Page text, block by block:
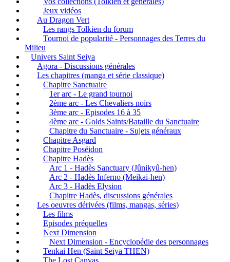
Jeux vidéos
Au Dragon Vert
Les rangs Tolkien du forum
Tournoi de popularité - Personnages des Terres du
Milieu
Univers Saint Seiya
Agora - Discussions générales
Les chapitres (manga et série classique)
Chapitre Sanctuaire
1er arc - Le grand tournoi
2ème arc - Les Chevaliers noirs
3ème arc - Episodes 16 à 35
4ème arc - Golds Saints/Bataille du Sanctuaire
Chapitre du Sanctuaire - Sujets généraux
Chapitre Asgard
Chapitre Poséidon
Chapitre Hadès
Arc 1 - Hadès Sanctuary (Jûnikyû-hen)
Arc 2 - Hadès Inferno (Meikai-hen)
Arc 3 - Hadès Elysion
Chapitre Hadès, discussions générales
Les oeuvres dérivées (films, mangas, séries)
Les films
Episodes préquelles
Next Dimension
Next Dimension - Encyclopédie des personnages
Tenkai Hen (Saint Seiya THEN)
The Lost Canvas